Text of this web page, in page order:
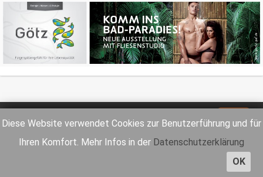
Diese Website verwendet Cookies zur Benutzerführung und für
Ihren Komfort. Mehr Infos in der Datenschutzerklärung
OK